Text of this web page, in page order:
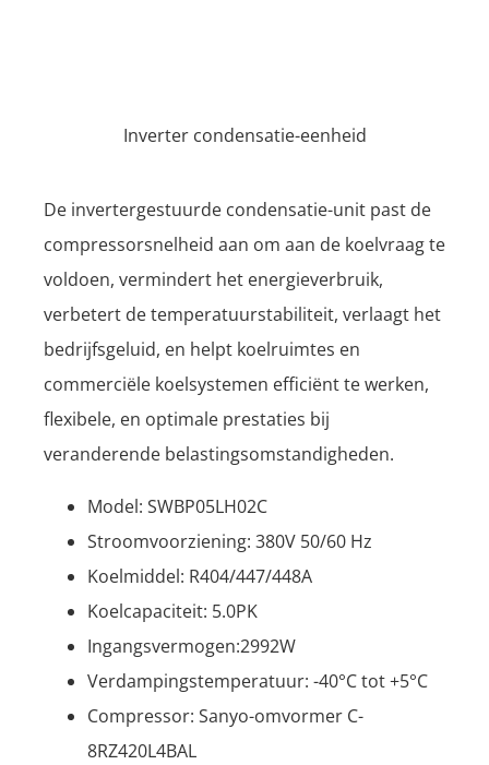
Inverter condensatie-eenheid
De invertergestuurde condensatie-unit past de
compressorsnelheid aan om aan de koelvraag te
voldoen, vermindert het energieverbruik,
verbetert de temperatuurstabiliteit, verlaagt het
bedrijfsgeluid, en helpt koelruimtes en
commerciële koelsystemen efficiënt te werken,
flexibele, en optimale prestaties bij
veranderende belastingsomstandigheden.
Model: SWBP05LH02C
Stroomvoorziening: 380V 50/60 Hz
Koelmiddel: R404/447/448A
Koelcapaciteit: 5.0PK
Ingangsvermogen:2992W
Verdampingstemperatuur: -40°C tot +5°C
Compressor: Sanyo-omvormer C-
8RZ420L4BAL